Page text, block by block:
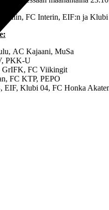
FC Interin, EIF:n ja
AC Kajaani, MuSa
PKK-U
GrIFK, FC Viikingit
FC KTP, PEPO
EIF, Klubi 04, FC Honka